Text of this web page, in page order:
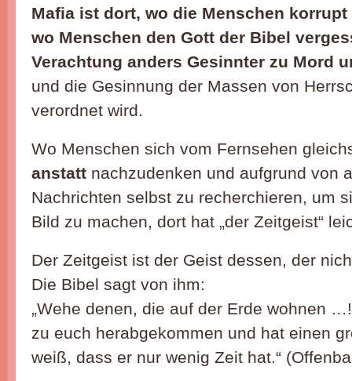
Mafia ist dort, wo die Menschen
wo Menschen den Gott der Bibel
Verachtung anders Gesinnter zu Mord
und die Gesinnung der Massen von
verordnet wird.
Wo Menschen sich vom Fernsehen
anstatt nachzudenken und aufgrund von
Nachrichten selbst zu recherchieren, um
Bild zu machen, dort hat „der Zeitgeist“
Der Zeitgeist ist der Geist dessen, der
Die Bibel sagt von ihm:
„Wehe denen, die auf der Erde wohnen
zu euch herabgekommen und hat einen
weiß, dass er nur wenig Zeit hat.“